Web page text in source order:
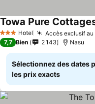
3 ÉtoilesHotel Accès exclusif
Towa Pure
7,7 Bien 2 143 Nasu
Sélectionnez des dates
les prix exacts